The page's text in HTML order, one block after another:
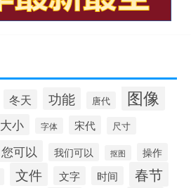
冬天 功能 唐代 图像
大小 字体 宋代 尺寸
您可以 我们可以 抠图
操作
文件 文字 时间 春节